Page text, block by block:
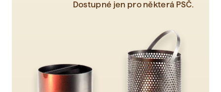
Slovník pojmů
Zobrazit vše
Dostupné jen pro některá PSČ.